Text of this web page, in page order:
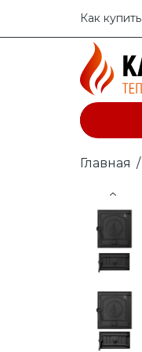
Как купить
Главная /